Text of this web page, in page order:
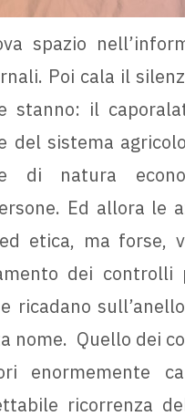
spazio
Poi cala il
stanno: il
del sistema
di natura
Ed allora le
etica, ma forse,
dei
ricadano
nome. Quello dei
enormemente
ricorrenza